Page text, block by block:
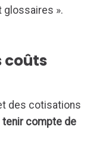
».
coûts
des cotisations
tenir compte de